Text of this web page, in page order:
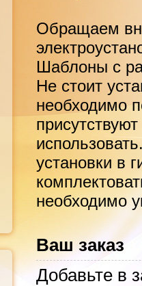
Обращаем
Шаблоны с
Не стоит
необходимо
установки в
необходимо
Ваш заказ
Добавьте в